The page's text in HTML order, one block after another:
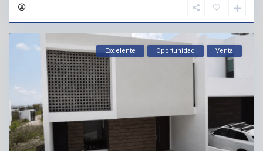
Excelente Oportunidad Venta